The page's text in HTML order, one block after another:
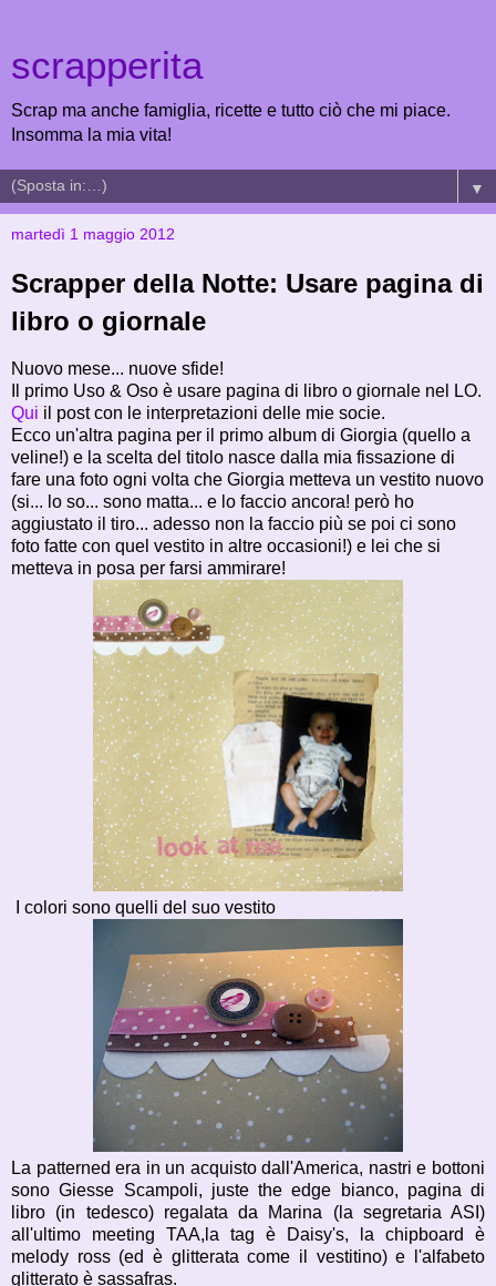
scrapperita
Scrap ma anche famiglia, ricette e tutto ciò che mi piace.
Insomma la mia vita!
▼
martedì 1 maggio 2012
Scrapper della Notte: Usare pagina di
libro o giornale
Nuovo mese... nuove sfide!
Il primo Uso & Oso è usare pagina di libro o giornale nel LO.
Qui il post con le interpretazioni delle mie socie.
Ecco un'altra pagina per il primo album di Giorgia (quello a
veline!) e la scelta del titolo nasce dalla mia fissazione di
fare una foto ogni volta che Giorgia metteva un vestito nuovo
(si... lo so... sono matta... e lo faccio ancora! però ho
aggiustato il tiro... adesso non la faccio più se poi ci sono
foto fatte con quel vestito in altre occasioni!) e lei che si
metteva in posa per farsi ammirare!
I colori sono quelli del suo vestito
La patterned era in un acquisto dall'America, nastri e bottoni
sono Giesse Scampoli, juste the edge bianco, pagina di
libro (in tedesco) regalata da Marina (la segretaria ASI)
all'ultimo meeting TAA,la tag è Daisy's, la chipboard è
melody ross (ed è glitterata come il vestitino) e l'alfabeto
glitterato è sassafras.